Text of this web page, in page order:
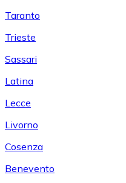
Taranto
Trieste
Sassari
Latina
Lecce
Livorno
Cosenza
Benevento